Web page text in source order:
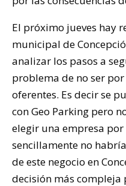
El próximo jueves hay
municipal de
analizar los pasos a
problema de no ser
oferentes. Es decir se
con Geo Parking pero
elegir una empresa
sencillamente no
de este negocio en
decisión más compleja